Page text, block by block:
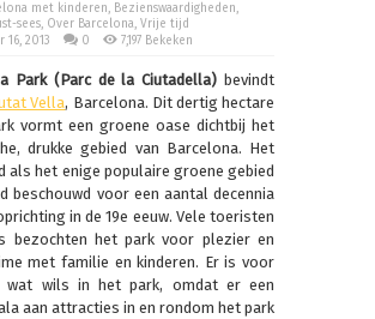
met kinderen, Bezienswaardigheden,
sees, Over Barcelona, Vrije tijd
16, 2013
0 7,197 Bekeken
Park (Parc de la Ciutadella) bevindt
Vella, Barcelona. Dit dertig hectare
vormt een groene oase dichtbij het
drukke gebied van Barcelona. Het
als het enige populaire groene gebied
beschouwd voor een aantal decennia
in de 19e eeuw. Vele toeristen
bezochten het park voor plezier en
met familie en kinderen. Er is voor
wat wils in het park, omdat er een
aan attracties in en rondom het park